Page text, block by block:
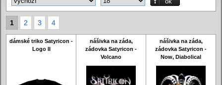
1 2 3 4
dámské triko Satyricon -
Logo II
nášivka na záda,
zádovka Satyricon -
Volcano
nášivka na záda,
zádovka Satyricon -
Now, Diabolical